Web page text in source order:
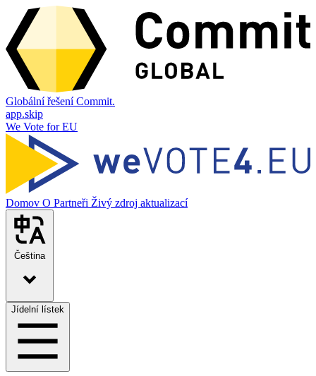
Globální řešení Commit.
app.skip
We Vote for EU
Domov O Partneři Živý zdroj aktualizací
Čeština
Jídelní lístek